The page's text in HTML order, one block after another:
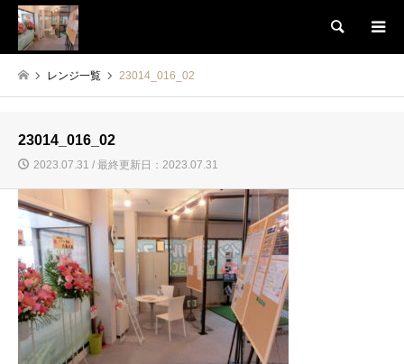
検索
レンジ一覧 23014_016_02
23014_016_02
2023.07.31 / 最終更新日：2023.07.31